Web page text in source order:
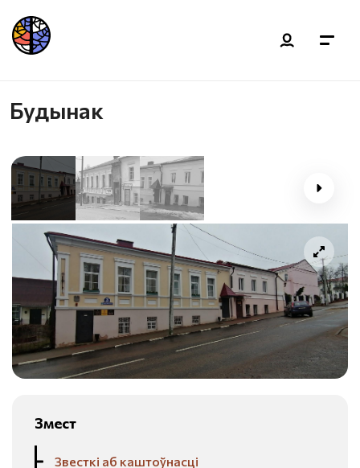
Будынак
Змест
Звесткі аб каштоўнасці